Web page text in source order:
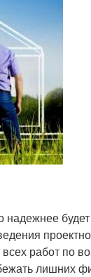
всех работ по
лишних